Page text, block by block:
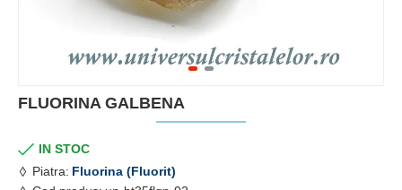
FLUORINA GALBENA
IN STOC
Piatra: Fluorina (Fluorit)